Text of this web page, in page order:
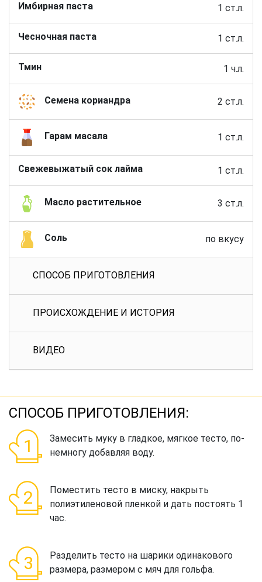
Имбирная паста 1 ст.л.
Чесночная паста 1 ст.л.
Тмин 1 ч.л.
Семена кориандра 2 ст.л.
Гарам масала 1 ст.л.
Свежевыжатый сок лайма 1 ст.л.
Масло растительное 3 ст.л.
Соль по вкусу
СПОСОБ ПРИГОТОВЛЕНИЯ
ПРОИСХОЖДЕНИЕ И ИСТОРИЯ
ВИДЕО
СПОСОБ ПРИГОТОВЛЕНИЯ:
Замесить муку в гладкое, мягкое тесто, по-
немногу добавляя воду.
Поместить тесто в миску, накрыть
полиэтиленовой пленкой и дать постоять 1
час.
Разделить тесто на шарики одинакового
размера, размером с мяч для гольфа.